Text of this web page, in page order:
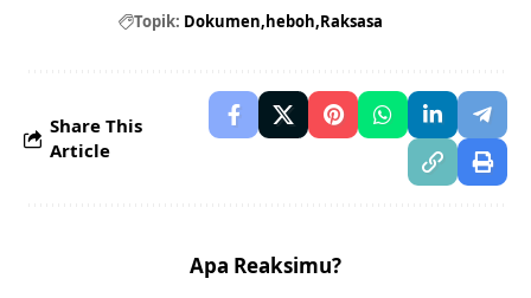
Topik: Dokumen heboh Raksasa
Share This
Article
Apa Reaksimu?